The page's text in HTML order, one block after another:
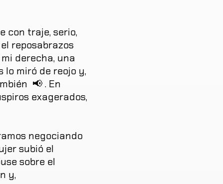
con traje,serio,
el reposabrazos
mi derecha, una
lo miró de reojo y,
📢 . En
exagerados,
negociando
subió el
sobre el
y,